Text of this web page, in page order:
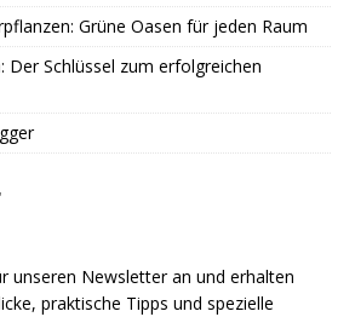
Grüne Oasen für jeden Raum
Der Schlüssel zum erfolgreichen
unseren Newsletter an und erhalten
praktische Tipps und spezielle